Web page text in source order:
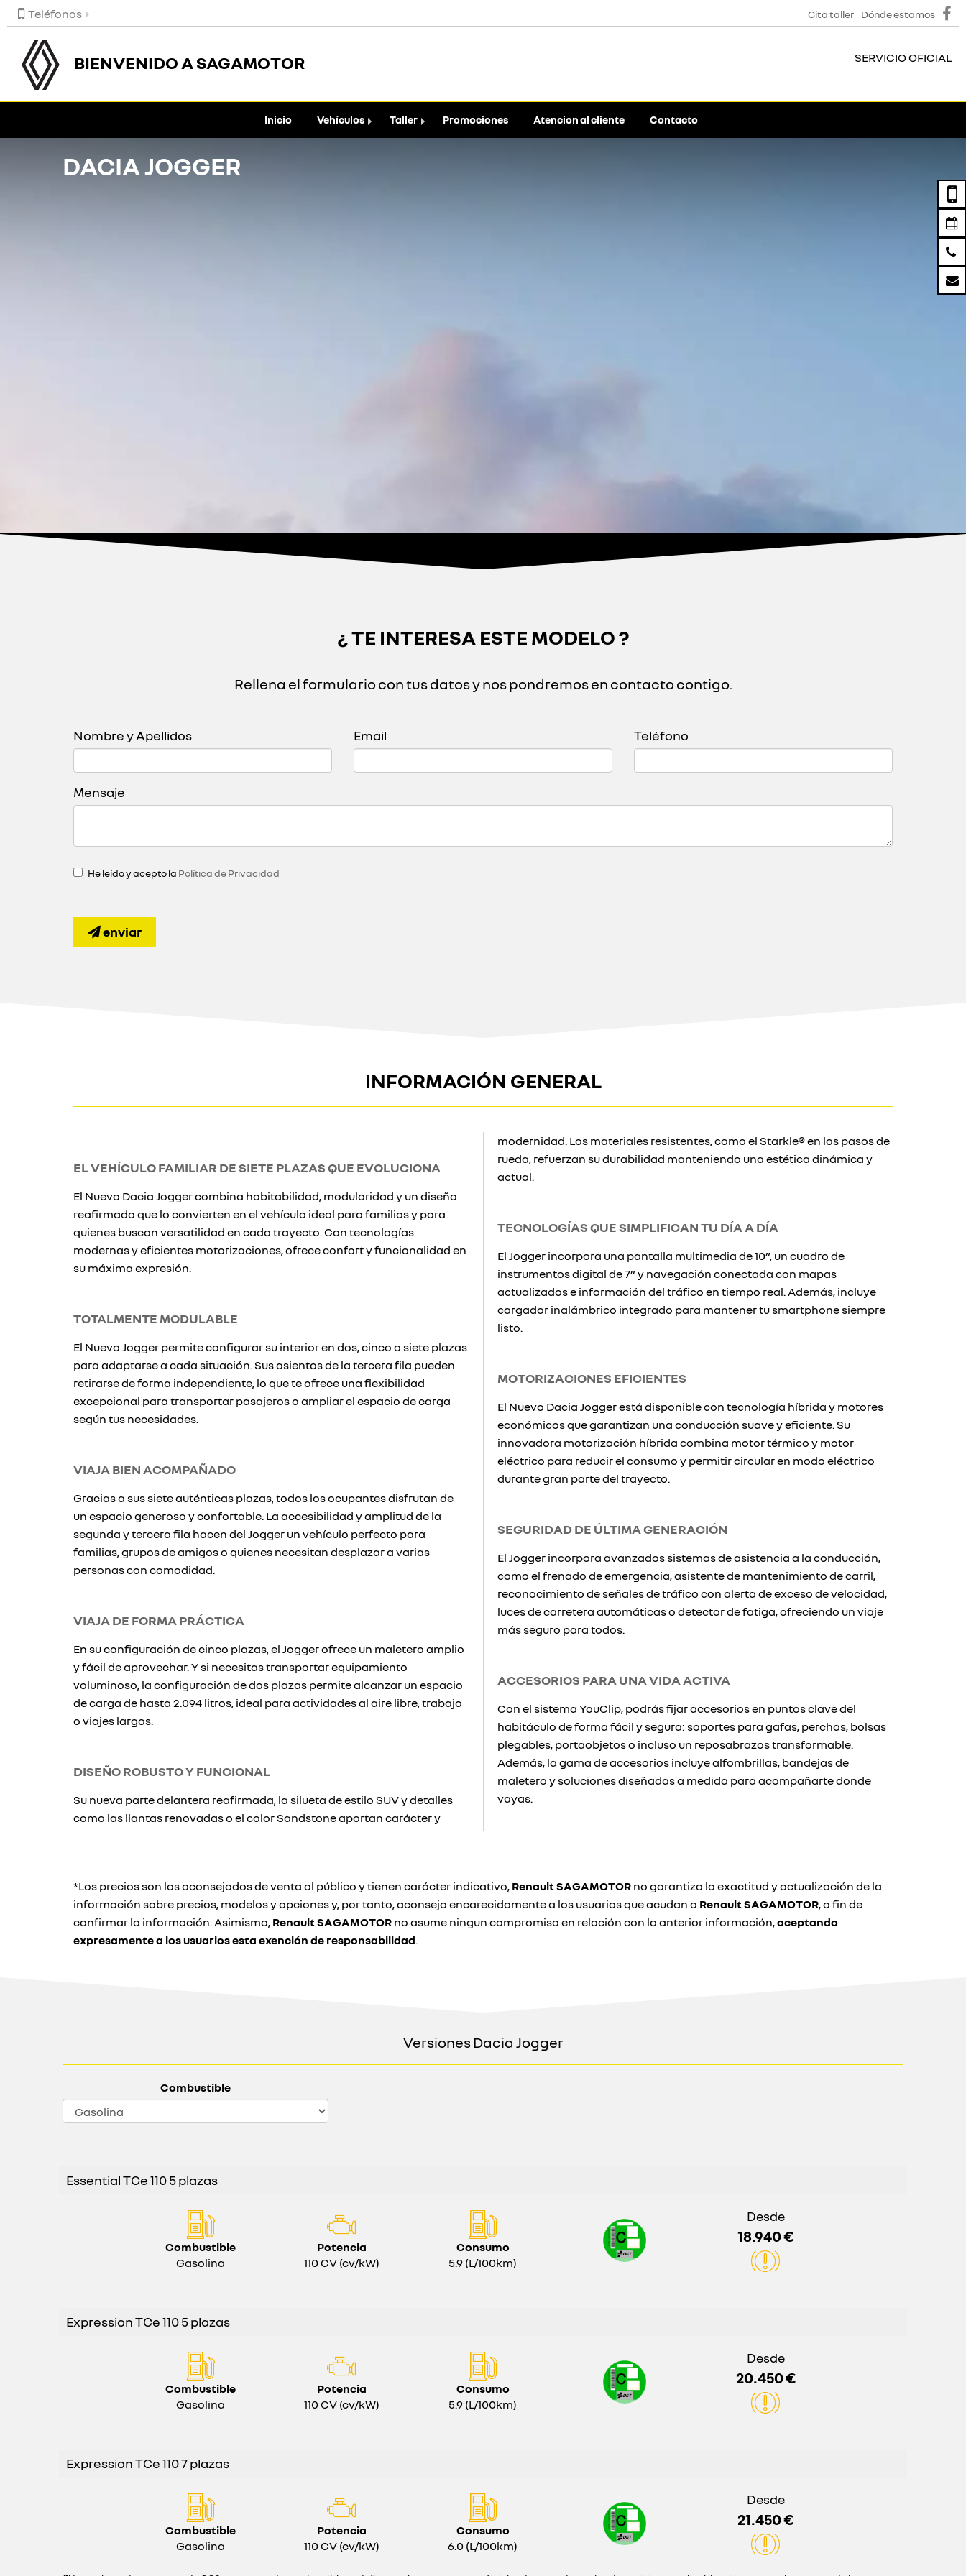
Teléfonos Cita taller Dónde estamos
BIENVENIDO A SAGAMOTOR SERVICIO OFICIAL
Inicio Vehículos Taller Promociones Atencion al cliente Contacto
DACIA JOGGER
¿ TE INTERESA ESTE MODELO ?
Rellena el formulario con tus datos y nos pondremos en contacto contigo.
Nombre y Apellidos Email Teléfono
Mensaje
He leído y acepto la Política de Privacidad
enviar
INFORMACIÓN GENERAL
EL VEHÍCULO FAMILIAR DE SIETE PLAZAS QUE EVOLUCIONA
El Nuevo Dacia Jogger combina habitabilidad, modularidad y un diseño
reafirmado que lo convierten en el vehículo ideal para familias y para
quienes buscan versatilidad en cada trayecto. Con tecnologías
modernas y eficientes motorizaciones, ofrece confort y funcionalidad en
su máxima expresión.
TOTALMENTE MODULABLE
El Nuevo Jogger permite configurar su interior en dos, cinco o siete plazas
para adaptarse a cada situación. Sus asientos de la tercera fila pueden
retirarse de forma independiente, lo que te ofrece una flexibilidad
excepcional para transportar pasajeros o ampliar el espacio de carga
según tus necesidades.
VIAJA BIEN ACOMPAÑADO
Gracias a sus siete auténticas plazas, todos los ocupantes disfrutan de
un espacio generoso y confortable. La accesibilidad y amplitud de la
segunda y tercera fila hacen del Jogger un vehículo perfecto para
familias, grupos de amigos o quienes necesitan desplazar a varias
personas con comodidad.
VIAJA DE FORMA PRÁCTICA
En su configuración de cinco plazas, el Jogger ofrece un maletero amplio
y fácil de aprovechar. Y si necesitas transportar equipamiento
voluminoso, la configuración de dos plazas permite alcanzar un espacio
de carga de hasta 2.094 litros, ideal para actividades al aire libre, trabajo
o viajes largos.
DISEÑO ROBUSTO Y FUNCIONAL
Su nueva parte delantera reafirmada, la silueta de estilo SUV y detalles
como las llantas renovadas o el color Sandstone aportan carácter y
modernidad. Los materiales resistentes, como el Starkle® en los pasos de
rueda, refuerzan su durabilidad manteniendo una estética dinámica y
actual.
TECNOLOGÍAS QUE SIMPLIFICAN TU DÍA A DÍA
El Jogger incorpora una pantalla multimedia de 10”, un cuadro de
instrumentos digital de 7” y navegación conectada con mapas
actualizados e información del tráfico en tiempo real. Además, incluye
cargador inalámbrico integrado para mantener tu smartphone siempre
listo.
MOTORIZACIONES EFICIENTES
El Nuevo Dacia Jogger está disponible con tecnología híbrida y motores
económicos que garantizan una conducción suave y eficiente. Su
innovadora motorización híbrida combina motor térmico y motor
eléctrico para reducir el consumo y permitir circular en modo eléctrico
durante gran parte del trayecto.
SEGURIDAD DE ÚLTIMA GENERACIÓN
El Jogger incorpora avanzados sistemas de asistencia a la conducción,
como el frenado de emergencia, asistente de mantenimiento de carril,
reconocimiento de señales de tráfico con alerta de exceso de velocidad,
luces de carretera automáticas o detector de fatiga, ofreciendo un viaje
más seguro para todos.
ACCESORIOS PARA UNA VIDA ACTIVA
Con el sistema YouClip, podrás fijar accesorios en puntos clave del
habitáculo de forma fácil y segura: soportes para gafas, perchas, bolsas
plegables, portaobjetos o incluso un reposabrazos transformable.
Además, la gama de accesorios incluye alfombrillas, bandejas de
maletero y soluciones diseñadas a medida para acompañarte donde
vayas.
*Los precios son los aconsejados de venta al público y tienen carácter indicativo, Renault SAGAMOTOR no garantiza la exactitud y actualización de la
información sobre precios, modelos y opciones y, por tanto, aconseja encarecidamente a los usuarios que acudan a Renault SAGAMOTOR, a fin de
confirmar la información. Asimismo, Renault SAGAMOTOR no asume ningun compromiso en relación con la anterior información,aceptando
expresamente a los usuarios esta exención de responsabilidad.
Versiones Dacia Jogger
Combustible
Essential TCe 110 5 plazas
Combustible
Gasolina
Potencia
110 CV (cv/kW)
Consumo
5.9 (L/100km)
Desde
18.940 €
Expression TCe 110 5 plazas
Combustible
Gasolina
Potencia
110 CV (cv/kW)
Consumo
5.9 (L/100km)
Desde
20.450 €
Expression TCe 110 7 plazas
Combustible
Gasolina
Potencia
110 CV (cv/kW)
Consumo
6.0 (L/100km)
Desde
21.450 €